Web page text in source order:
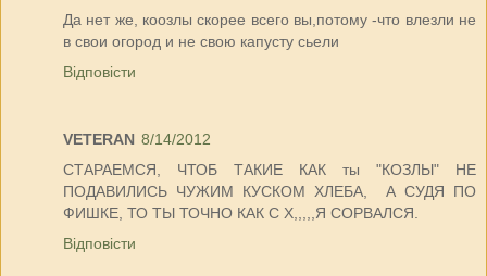
Да нет же, коозлы скорее всего вы,потому -что влезли не
в свои огород и не свою капусту сьели
Відповісти
VETERAN 8/14/2012
СТАРАЕМСЯ, ЧТОБ ТАКИЕ КАК ты "КОЗЛЫ" НЕ
ПОДАВИЛИСЬ ЧУЖИМ КУСКОМ ХЛЕБА, А СУДЯ ПО
ФИШКЕ, ТО ТЫ ТОЧНО КАК С Х,,,,,Я СОРВАЛСЯ.
Відповісти